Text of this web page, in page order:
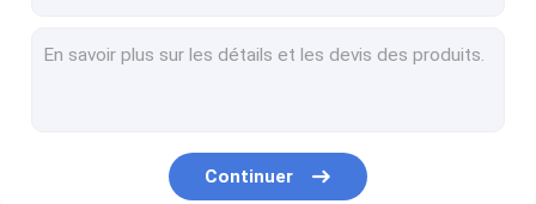
Feuille en plastique d'ABS
Continuer